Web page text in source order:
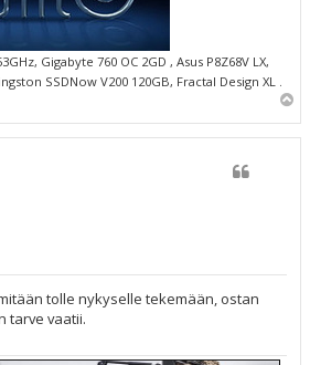
Gigabyte 760 OC 2GD , Asus P8Z68V LX,
SSDNow V200 120GB, Fractal Design XL .
ö
tolle nykyselle tekemään, ostan
tarve vaatii.